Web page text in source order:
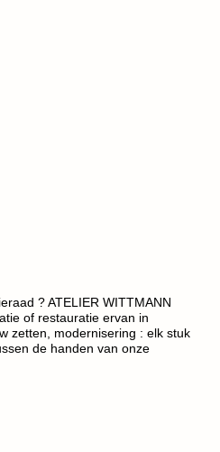
? ATELIER WITTMANN
of restauratie ervan in
zetten, modernisering : elk stuk
de handen van onze